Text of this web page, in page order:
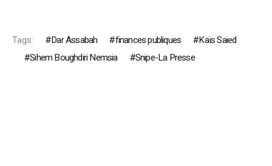
Tags: Dar Assabah finances publiques
Kaïs Saied
Sihem Boughdiri Nemsia
Snipe-La Presse